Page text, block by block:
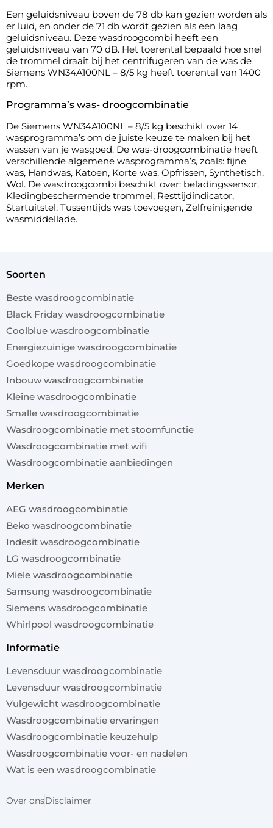
Een geluidsniveau boven de 78 db kan gezien worden als
er luid, en onder de 71 db wordt gezien als een laag
geluidsniveau. Deze wasdroogcombi heeft een
geluidsniveau van 70 dB. Het toerental bepaald hoe snel
de trommel draait bij het centrifugeren van de was de
Siemens WN34A100NL – 8/5 kg heeft toerental van 1400
rpm.
Programma’s was- droogcombinatie
De Siemens WN34A100NL – 8/5 kg beschikt over 14
wasprogramma’s om de juiste keuze te maken bij het
wassen van je wasgoed. De was-droogcombinatie heeft
verschillende algemene wasprogramma’s, zoals: fijne
was, Handwas, Katoen, Korte was, Opfrissen, Synthetisch,
Wol. De wasdroogcombi beschikt over: beladingssensor,
Kledingbeschermende trommel, Resttijdindicator,
Startuitstel, Tussentijds was toevoegen, Zelfreinigende
wasmiddellade.
soorten
Beste wasdroogcombinatie
Black Friday wasdroogcombinatie
Coolblue wasdroogcombinatie
Energiezuinige wasdroogcombinatie
Goedkope wasdroogcombinatie
Inbouw wasdroogcombinatie
Kleine wasdroogcombinatie
Smalle wasdroogcombinatie
Wasdroogcombinatie met stoomfunctie
Wasdroogcombinatie met wifi
Wasdroogcombinatie aanbiedingen
merken
AEG wasdroogcombinatie
Beko wasdroogcombinatie
Indesit wasdroogcombinatie
LG wasdroogcombinatie
Miele wasdroogcombinatie
Samsung wasdroogcombinatie
Siemens wasdroogcombinatie
Whirlpool wasdroogcombinatie
informatie
Levensduur wasdroogcombinatie
Levensduur wasdroogcombinatie
Vulgewicht wasdroogcombinatie
Wasdroogcombinatie ervaringen
Wasdroogcombinatie keuzehulp
Wasdroogcombinatie voor- en nadelen
Wat is een wasdroogcombinatie
Over onsDisclaimer